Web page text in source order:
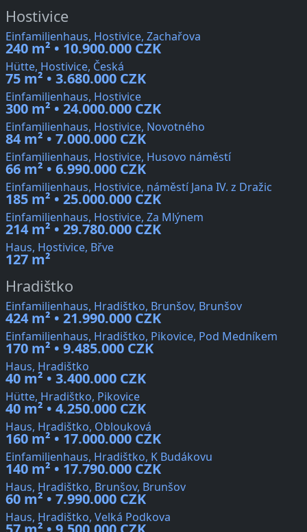
Hostivice
Einfamilienhaus, Hostivice, Zachařova
240 m² • 10.900.000 CZK
Hütte, Hostivice, Česká
75 m² • 3.680.000 CZK
Einfamilienhaus, Hostivice
300 m² • 24.000.000 CZK
Einfamilienhaus, Hostivice, Novotného
84 m² • 7.000.000 CZK
Einfamilienhaus, Hostivice, Husovo náměstí
66 m² • 6.990.000 CZK
Einfamilienhaus, Hostivice, náměstí Jana IV. z Dražic
185 m² • 25.000.000 CZK
Einfamilienhaus, Hostivice, Za Mlýnem
214 m² • 29.780.000 CZK
Haus, Hostivice, Břve
127 m²
Hradištko
Einfamilienhaus, Hradištko, Brunšov, Brunšov
424 m² • 21.990.000 CZK
Einfamilienhaus, Hradištko, Pikovice, Pod Medníkem
170 m² • 9.485.000 CZK
Haus, Hradištko
40 m² • 3.400.000 CZK
Hütte, Hradištko, Pikovice
40 m² • 4.250.000 CZK
Haus, Hradištko, Oblouková
160 m² • 17.000.000 CZK
Einfamilienhaus, Hradištko, K Budákovu
140 m² • 17.790.000 CZK
Haus, Hradištko, Brunšov, Brunšov
60 m² • 7.990.000 CZK
Haus, Hradištko, Velká Podkova